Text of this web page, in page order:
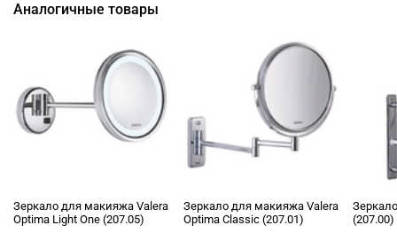
Аналогичные товары
Зеркало для макияжа Valera
Optima Light One (207.05)
Зеркало для макияжа Valera
Optima Classic (207.01)
(207.00)